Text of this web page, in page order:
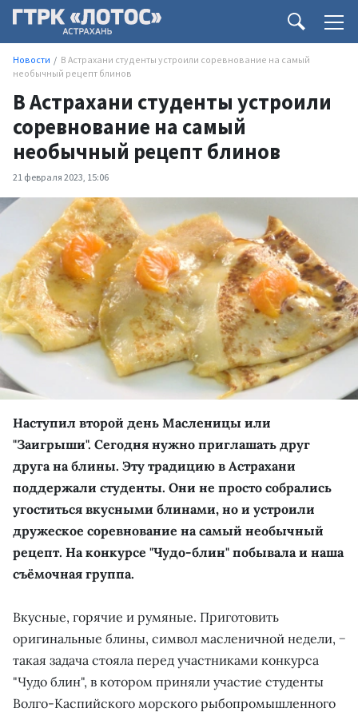
Новости
В Астрахани студенты устроили соревнование на самый
необычный рецепт блинов
В Астрахани студенты устроили
соревнование на самый
необычный рецепт блинов
21 февраля 2023, 15:06
Наступил второй день Масленицы или
"Заигрыши". Сегодня нужно приглашать друг
друга на блины. Эту традицию в Астрахани
поддержали студенты. Они не просто собрались
угоститься вкусными блинами, но и устроили
дружеское соревнование на самый необычный
рецепт. На конкурсе "Чудо-блин" побывала и наша
съёмочная группа.
Вкусные, горячие и румяные. Приготовить
оригинальные блины, символ масленичной недели, −
такая задача стояла перед участниками конкурса
"Чудо блин", в котором приняли участие студенты
Волго-Каспийского морского рыбопромышленного